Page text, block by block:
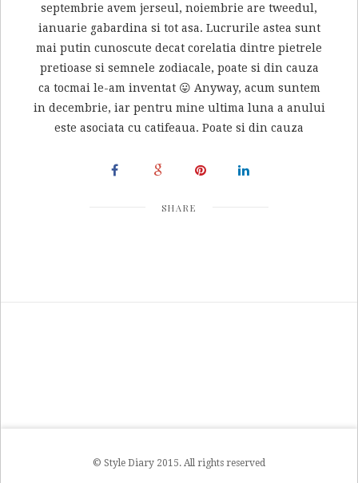
septembrie avem jerseul, noiembrie are tweedul,
ianuarie gabardina si tot asa. Lucrurile astea sunt
mai putin cunoscute decat corelatia dintre pietrele
pretioase si semnele zodiacale, poate si din cauza
ca tocmai le-am inventat 😛 Anyway, acum suntem
in decembrie, iar pentru mine ultima luna a anului
este asociata cu catifeaua. Poate si din cauza
SHARE
© Style Diary 2015. All rights reserved